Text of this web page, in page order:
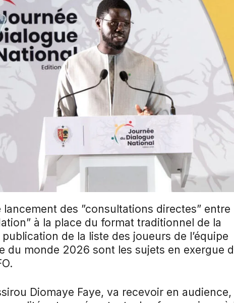
lancement des ”consultations directes” entre
à la place du format traditionnel de la
de la liste des joueurs de l’équipe
du monde 2026 sont les sujets en exergue
Diomaye Faye, va recevoir en audience,